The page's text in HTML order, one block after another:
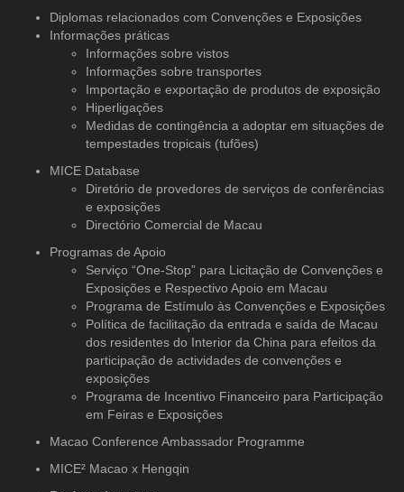
Diplomas relacionados com Convenções e Exposições
Informações práticas
Informações sobre vistos
Informações sobre transportes
Importação e exportação de produtos de exposição
Hiperligações
Medidas de contingência a adoptar em situações de
tempestades tropicais (tufões)
MICE Database
Diretório de provedores de serviços de conferências
e exposições
Directório Comercial de Macau
Programas de Apoio
Serviço “One-Stop” para Licitação de Convenções e
Exposições e Respectivo Apoio em Macau
Programa de Estímulo às Convenções e Exposições
Política de facilitação da entrada e saída de Macau
dos residentes do Interior da China para efeitos da
participação de actividades de convenções e
exposições
Programa de Incentivo Financeiro para Participação
em Feiras e Exposições
Macao Conference Ambassador Programme
MICE² Macao x Hengqin